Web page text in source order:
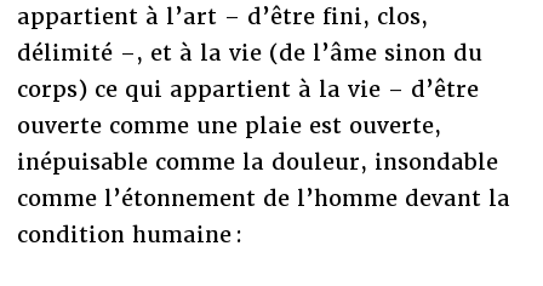
appartient à l’art – d’être fini, clos,
délimité –, et à la vie (de l’âme sinon du
corps) ce qui appartient à la vie – d’être
ouverte comme une plaie est ouverte,
inépuisable comme la douleur, insondable
comme l’étonnement de l’homme devant la
condition humaine :